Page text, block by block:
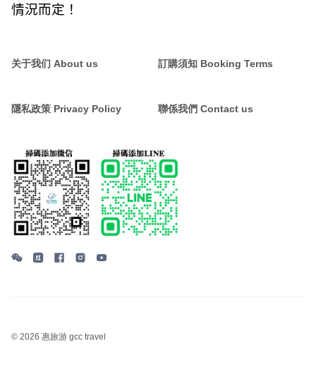
情況而定！
关于我们 About us 訂購須知 Booking Terms
隱私政策 Privacy Policy 聯係我們 Contact us
© 2026 惠旅游 gcc travel